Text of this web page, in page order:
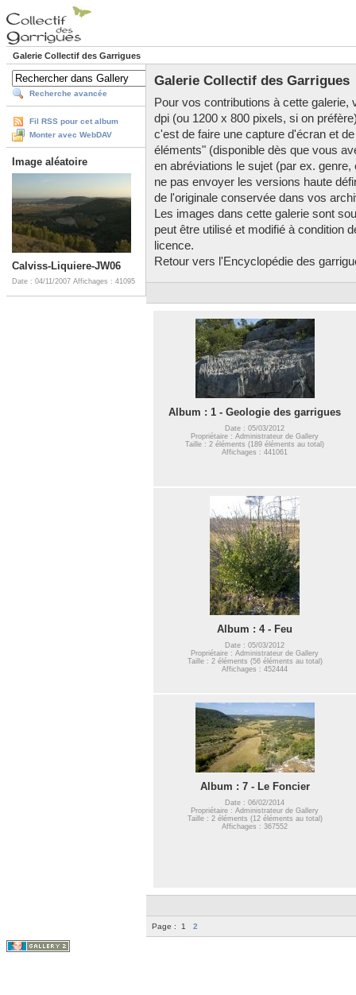
Galerie Collectif des Garrigues
Recherche avancée
Fil RSS pour cet album
Monter avec WebDAV
Image aléatoire
Calviss-Liquiere-JW06
Date : 04/11/2007 Affichages : 41095
Galerie Collectif des Garrigues
Pour vos contributions à cette
dpi (ou 1200 x 800 pixels, si on
c'est de faire une capture d'écran et
éléments" (disponible dès que vous
en abréviations le sujet (par ex.
ne pas envoyer les versions haute
de l'originale conservée dans vos
Les images dans cette galerie sont
peut être utilisé et modifié à condition
licence.
Retour vers l'Encyclopédie des
Album : 1 - Geologie des garrigues
Date : 05/03/2012
Propriétaire : Administrateur de Gallery
Taille : 2 éléments (189 éléments au total)
Affichages : 441061
Album : 4 - Feu
Date : 05/03/2012
Propriétaire : Administrateur de Gallery
Taille : 2 éléments (56 éléments au total)
Affichages : 452444
Album : 7 - Le Foncier
Date : 06/02/2014
Propriétaire : Administrateur de Gallery
Taille : 2 éléments (12 éléments au total)
Affichages : 367552
Page : 1 2